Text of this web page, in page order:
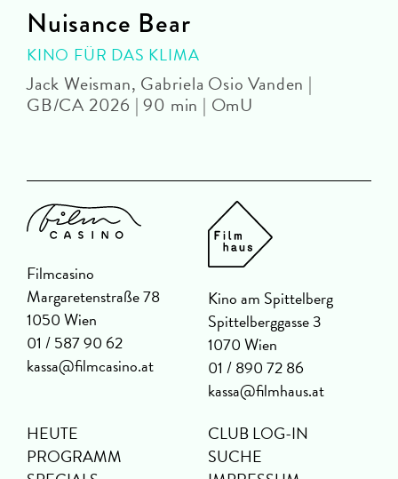
Nuisance Bear
KINO FÜR DAS KLIMA
Jack Weisman, Gabriela Osio Vanden |
GB/CA 2026 | 90 min | OmU
Filmcasino
Margaretenstraße 78
1050 Wien
01 / 587 90 62
kassa@filmcasino.at
Kino am Spittelberg
Spittelberggasse 3
1070 Wien
01 / 890 72 86
kassa@filmhaus.at
HEUTE
PROGRAMM
CLUB LOG-IN
SUCHE